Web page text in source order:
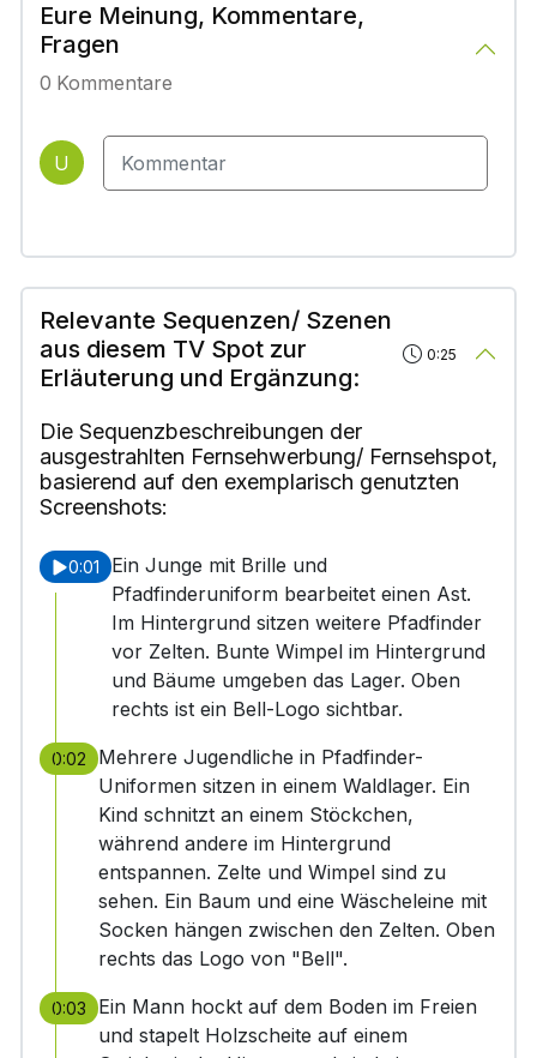
Eure Meinung, Kommentare,
Fragen
0 Kommentare
U
Relevante Sequenzen/ Szenen
aus diesem TV Spot zur
Erläuterung und Ergänzung:
0:25
Die Sequenzbeschreibungen der
ausgestrahlten Fernsehwerbung/ Fernsehspot,
basierend auf den exemplarisch genutzten
Screenshots:
0:01
Ein Junge mit Brille und
Pfadfinderuniform bearbeitet einen Ast.
Im Hintergrund sitzen weitere Pfadfinder
vor Zelten. Bunte Wimpel im Hintergrund
und Bäume umgeben das Lager. Oben
rechts ist ein Bell-Logo sichtbar.
0:02
Mehrere Jugendliche in Pfadfinder-
Uniformen sitzen in einem Waldlager. Ein
Kind schnitzt an einem Stöckchen,
während andere im Hintergrund
entspannen. Zelte und Wimpel sind zu
sehen. Ein Baum und eine Wäscheleine mit
Socken hängen zwischen den Zelten. Oben
rechts das Logo von "Bell".
0:03
Ein Mann hockt auf dem Boden im Freien
und stapelt Holzscheite auf einem